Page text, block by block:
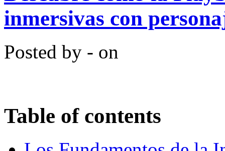
inmersivas con
Posted by - on
Table of contents